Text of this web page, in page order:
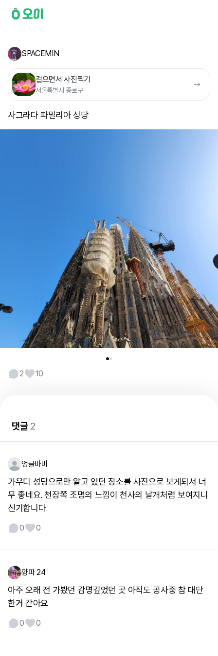
SPACEMIN
걸으면서 사진찍기
서울특별시 종로구
사그라다 파밀리아 성당
2 10
댓글2
엉클바비
가우디 성당으로만 알고 있던 장소를 사진으로 보게되서 너
무 좋네요. 천장쪽 조명의 느낌이 천사의 날개처럼 보여지니
신기합니다
0 0
양파 24
아주 오래 전 가봤던 감명깊었던 곳 아직도 공사중 참 대단
한거 같아요
0 0